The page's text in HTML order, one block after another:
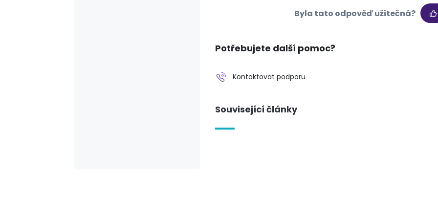
Byla tato odpověď užitečná?
Potřebujete další pomoc?
Kontaktovat podporu
Související články